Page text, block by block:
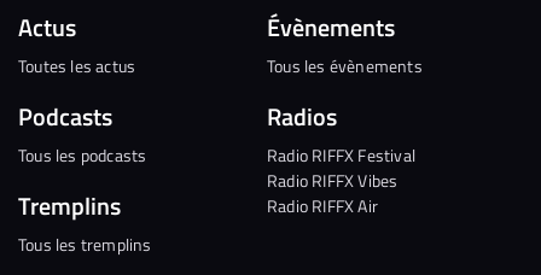
Actus
Toutes les actus
Podcasts
Tous les podcasts
Tremplins
Tous les tremplins
Évènements
Tous les évènements
Radios
Radio RIFFX Festival
Radio RIFFX Vibes
Radio RIFFX Air